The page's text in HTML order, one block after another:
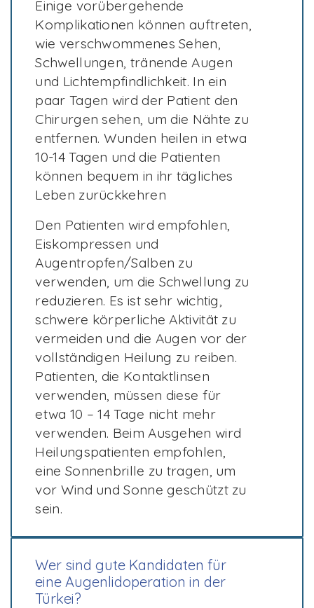
Einige vorübergehende
Komplikationen können auftreten,
wie verschwommenes Sehen,
Schwellungen, tränende Augen
und Lichtempfindlichkeit. In ein
paar Tagen wird der Patient den
Chirurgen sehen, um die Nähte zu
entfernen. Wunden heilen in etwa
10-14 Tagen und die Patienten
können bequem in ihr tägliches
Leben zurückkehren
Den Patienten wird empfohlen,
Eiskompressen und
Augentropfen/Salben zu
verwenden, um die Schwellung zu
reduzieren. Es ist sehr wichtig,
schwere körperliche Aktivität zu
vermeiden und die Augen vor der
vollständigen Heilung zu reiben.
Patienten, die Kontaktlinsen
verwenden, müssen diese für
etwa 10 – 14 Tage nicht mehr
verwenden. Beim Ausgehen wird
Heilungspatienten empfohlen,
eine Sonnenbrille zu tragen, um
vor Wind und Sonne geschützt zu
sein.
Wer sind gute Kandidaten für
eine Augenlidoperation in der
Türkei?